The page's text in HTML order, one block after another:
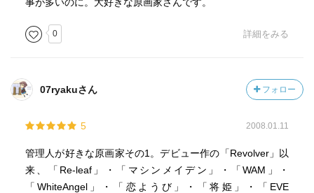
0 詳細をみる
07ryakuさん フォロー
5 2008.01.11
管理人が好きな原画家その1。デビュー作の「Revolver」以
来、「Re-leaf」・「マシンメイデン」・「WAM」・
「WhiteAngel」・「恋ようび」・「将姫」・「EVE